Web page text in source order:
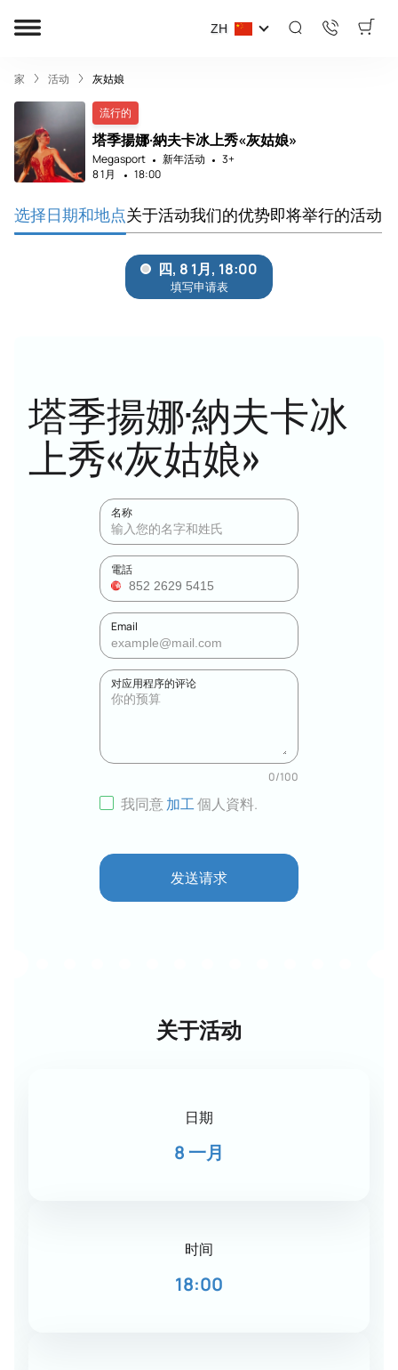
ZH
家 活动 灰姑娘
流行的
塔季揚娜·納夫卡冰上秀«灰姑娘»
Megasport 新年活动
3+
8 1月
18:00
选择日期和地点关于活动我们的优势即将举行的活动
塔季揚娜·納夫卡冰
上秀«灰姑娘»
名称
電話
Email
对应用程序的评论
0/100
我同意加工個人資料.
发送请求
关于活动
日期
8 一月
时间
18:00